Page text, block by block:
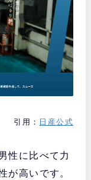
引用： 日産公式
性に比べて力
が高いです。